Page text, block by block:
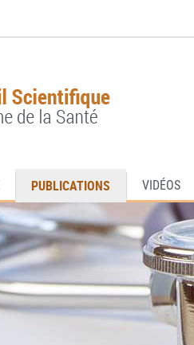
PUBLICATIONS VIDÉOS